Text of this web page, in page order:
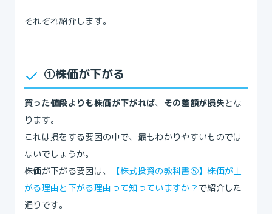
それぞれ紹介します。
①株価が下がる
買った値段よりも株価が下がれば、 その差額が損失とな
ります。
これは損をする要因の中で、最もわかりやすいものでは
ないでしょうか。
株価が下がる要因は、
【株式投資の教科書⑤】株価が上
がる理由と下がる理由って知っていますか？ で紹介した
通りです。